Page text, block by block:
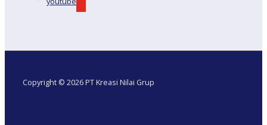
Copyright © 2026 PT Kreasi Nilai Grup